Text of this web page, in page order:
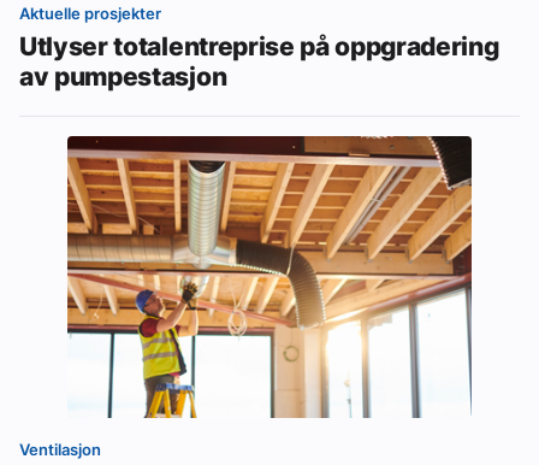
Aktuelle prosjekter
Utlyser totalentreprise på oppgradering
av pumpestasjon
Ventilasjon